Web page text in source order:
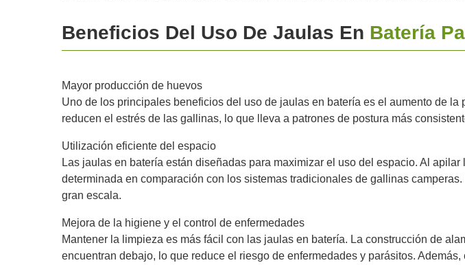
Beneficios Del Uso De Jaulas En Batería
Mayor producción de huevos
Uno de los principales beneficios del uso de jaulas en batería es el aumento de
reducen el estrés de las gallinas, lo que lleva a patrones de postura más
Utilización eficiente del espacio
Las jaulas en batería están diseñadas para maximizar el uso del espacio. Al
determinada en comparación con los sistemas tradicionales de gallinas
gran escala.
Mejora de la higiene y el control de enfermedades
Mantener la limpieza es más fácil con las jaulas en batería. La construcción de
encuentran debajo, lo que reduce el riesgo de enfermedades y parásitos.